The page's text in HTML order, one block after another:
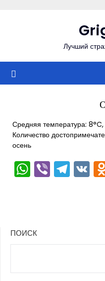
Лучший
Средняя температура:
Количество
осень
Viber
ПОИСК